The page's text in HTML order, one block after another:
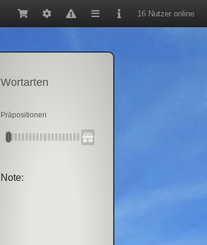
16 Nutzer online
Wortarten
Präpositionen
Note: